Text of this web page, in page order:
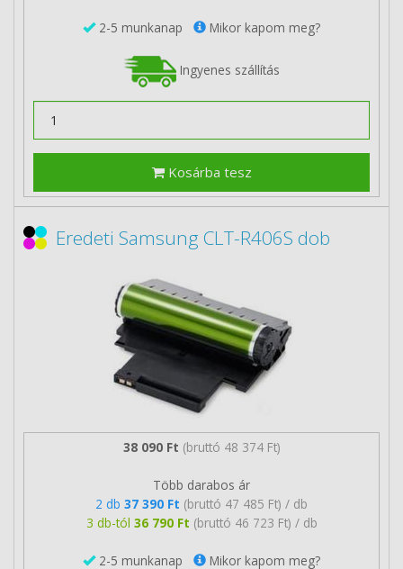
2-5 munkanap Mikor kapom meg?
Ingyenes szállítás
Kosárba tesz
Eredeti Samsung CLT-R406S dob
38 090 Ft (bruttó 48 374 Ft)
Több darabos ár
2 db 37 390 Ft (bruttó 47 485 Ft) / db
3 db-tól 36 790 Ft (bruttó 46 723 Ft) / db
2-5 munkanap Mikor kapom meg?